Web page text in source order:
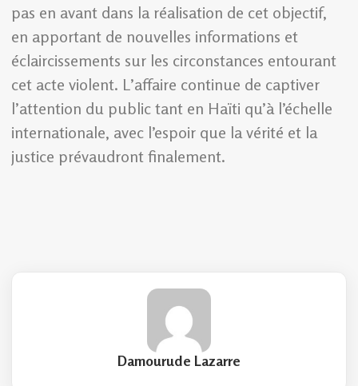
pas en avant dans la réalisation de cet objectif,
en apportant de nouvelles informations et
éclaircissements sur les circonstances entourant
cet acte violent. L’affaire continue de captiver
l’attention du public tant en Haïti qu’à l’échelle
internationale, avec l’espoir que la vérité et la
justice prévaudront finalement.
Damourude Lazarre